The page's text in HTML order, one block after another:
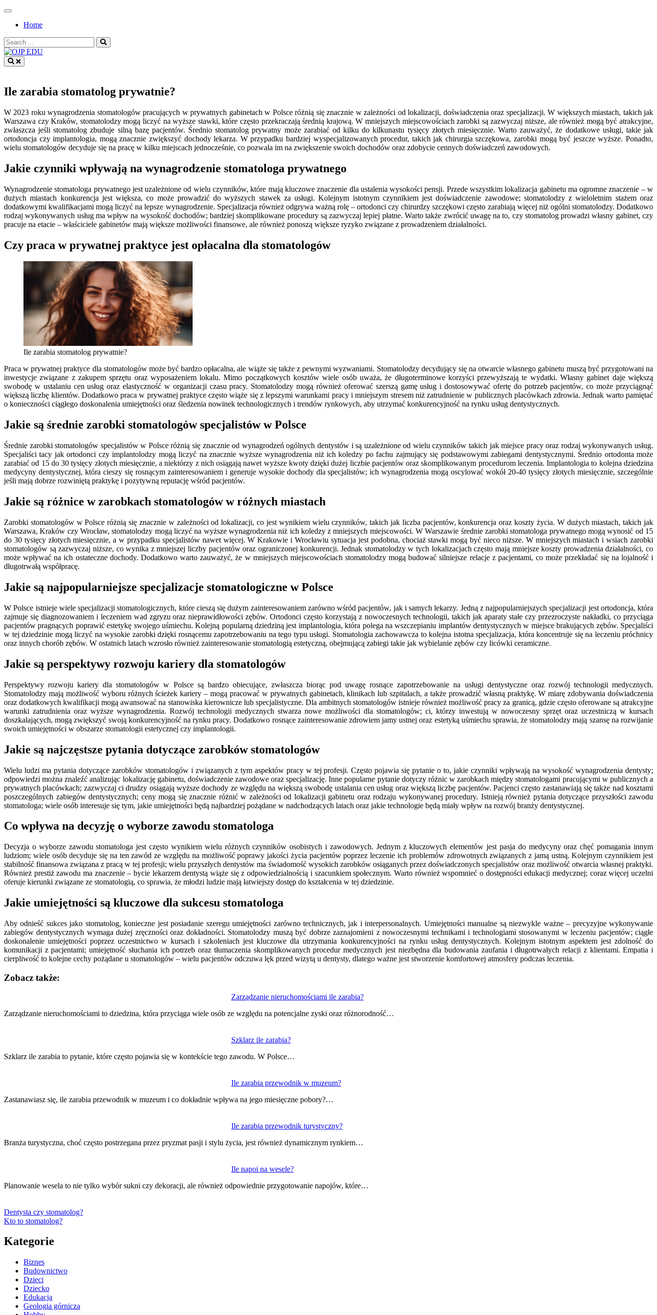
Skip
contentHome
Search
for:
Ile zarabia stomatolog prywatnie?
W 2023 roku wynagrodzenia stomatologów pracujących w prywatnych gabinetach w Polsce różnią się znacznie w zależności od lokalizacji, doświadczenia oraz specjalizacji. W większych miastach, takich jak
Warszawa czy Kraków, stomatolodzy mogą liczyć na wyższe stawki, które często przekraczają średnią krajową. W mniejszych miejscowościach zarobki są zazwyczaj niższe, ale również mogą być atrakcyjne,
zwłaszcza jeśli stomatolog zbuduje silną bazę pacjentów. Średnio stomatolog prywatny może zarabiać od kilku do kilkunastu tysięcy złotych miesięcznie. Warto zauważyć, że dodatkowe usługi, takie jak
ortodoncja czy implantologia, mogą znacznie zwiększyć dochody lekarza. W przypadku bardziej wyspecjalizowanych procedur, takich jak chirurgia szczękowa, zarobki mogą być jeszcze wyższe. Ponadto,
wielu stomatologów decyduje się na pracę w kilku miejscach jednocześnie, co pozwala im na zwiększenie swoich dochodów oraz zdobycie cennych doświadczeń zawodowych.
Jakie czynniki wpływają na wynagrodzenie stomatologa prywatnego
Wynagrodzenie stomatologa prywatnego jest uzależnione od wielu czynników, które mają kluczowe znaczenie dla ustalenia wysokości pensji. Przede wszystkim lokalizacja gabinetu ma ogromne znaczenie – w
dużych miastach konkurencja jest większa, co może prowadzić do wyższych stawek za usługi. Kolejnym istotnym czynnikiem jest doświadczenie zawodowe; stomatolodzy z wieloletnim stażem oraz
dodatkowymi kwalifikacjami mogą liczyć na lepsze wynagrodzenie. Specjalizacja również odgrywa ważną rolę – ortodonci czy chirurdzy szczękowi często zarabiają więcej niż ogólni stomatolodzy. Dodatkowo
rodzaj wykonywanych usług ma wpływ na wysokość dochodów; bardziej skomplikowane procedury są zazwyczaj lepiej płatne. Warto także zwrócić uwagę na to, czy stomatolog prowadzi własny gabinet, czy
pracuje na etacie – właściciele gabinetów mają większe możliwości finansowe, ale również ponoszą większe ryzyko związane z prowadzeniem działalności.
Czy praca w prywatnej praktyce jest opłacalna dla stomatologów
Ile zarabia stomatolog prywatnie?
Praca w prywatnej praktyce dla stomatologów może być bardzo opłacalna, ale wiąże się także z pewnymi wyzwaniami. Stomatolodzy decydujący się na otwarcie własnego gabinetu muszą być przygotowani na
inwestycje związane z zakupem sprzętu oraz wyposażeniem lokalu. Mimo początkowych kosztów wiele osób uważa, że długoterminowe korzyści przewyższają te wydatki. Własny gabinet daje większą
swobodę w ustalaniu cen usług oraz elastyczność w organizacji czasu pracy. Stomatolodzy mogą również oferować szerszą gamę usług i dostosowywać ofertę do potrzeb pacjentów, co może przyciągnąć
większą liczbę klientów. Dodatkowo praca w prywatnej praktyce często wiąże się z lepszymi warunkami pracy i mniejszym stresem niż zatrudnienie w publicznych placówkach zdrowia. Jednak warto pamiętać
o konieczności ciągłego doskonalenia umiejętności oraz śledzenia nowinek technologicznych i trendów rynkowych, aby utrzymać konkurencyjność na rynku usług dentystycznych.
Jakie są średnie zarobki stomatologów specjalistów w Polsce
Średnie zarobki stomatologów specjalistów w Polsce różnią się znacznie od wynagrodzeń ogólnych dentystów i są uzależnione od wielu czynników takich jak miejsce pracy oraz rodzaj wykonywanych usług.
Specjaliści tacy jak ortodonci czy implantolodzy mogą liczyć na znacznie wyższe wynagrodzenia niż ich koledzy po fachu zajmujący się podstawowymi zabiegami dentystycznymi. Średnio ortodonta może
zarabiać od 15 do 30 tysięcy złotych miesięcznie, a niektórzy z nich osiągają nawet wyższe kwoty dzięki dużej liczbie pacjentów oraz skomplikowanym procedurom leczenia. Implantologia to kolejna dziedzina
medycyny dentystycznej, która cieszy się rosnącym zainteresowaniem i generuje wysokie dochody dla specjalistów; ich wynagrodzenia mogą oscylować wokół 20-40 tysięcy złotych miesięcznie, szczególnie
jeśli mają dobrze rozwiniętą praktykę i pozytywną reputację wśród pacjentów.
Jakie są różnice w zarobkach stomatologów w różnych miastach
Zarobki stomatologów w Polsce różnią się znacznie w zależności od lokalizacji, co jest wynikiem wielu czynników, takich jak liczba pacjentów, konkurencja oraz koszty życia. W dużych miastach, takich jak
Warszawa, Kraków czy Wrocław, stomatolodzy mogą liczyć na wyższe wynagrodzenia niż ich koledzy z mniejszych miejscowości. W Warszawie średnie zarobki stomatologa prywatnego mogą wynosić od 15
do 30 tysięcy złotych miesięcznie, a w przypadku specjalistów nawet więcej. W Krakowie i Wrocławiu sytuacja jest podobna, chociaż stawki mogą być nieco niższe. W mniejszych miastach i wsiach zarobki
stomatologów są zazwyczaj niższe, co wynika z mniejszej liczby pacjentów oraz ograniczonej konkurencji. Jednak stomatolodzy w tych lokalizacjach często mają mniejsze koszty prowadzenia działalności, co
może wpływać na ich ostateczne dochody. Dodatkowo warto zauważyć, że w mniejszych miejscowościach stomatolodzy mogą budować silniejsze relacje z pacjentami, co może przekładać się na lojalność i
długotrwałą współpracę.
Jakie są najpopularniejsze specjalizacje stomatologiczne w Polsce
W Polsce istnieje wiele specjalizacji stomatologicznych, które cieszą się dużym zainteresowaniem zarówno wśród pacjentów, jak i samych lekarzy. Jedną z najpopularniejszych specjalizacji jest ortodoncja, która
zajmuje się diagnozowaniem i leczeniem wad zgryzu oraz nieprawidłowości zębów. Ortodonci często korzystają z nowoczesnych technologii, takich jak aparaty stałe czy przezroczyste nakładki, co przyciąga
pacjentów pragnących poprawić estetykę swojego uśmiechu. Kolejną popularną dziedziną jest implantologia, która polega na wszczepianiu implantów dentystycznych w miejsce brakujących zębów. Specjaliści
w tej dziedzinie mogą liczyć na wysokie zarobki dzięki rosnącemu zapotrzebowaniu na tego typu usługi. Stomatologia zachowawcza to kolejna istotna specjalizacja, która koncentruje się na leczeniu próchnicy
oraz innych chorób zębów. W ostatnich latach wzrosło również zainteresowanie stomatologią estetyczną, obejmującą zabiegi takie jak wybielanie zębów czy licówki ceramiczne.
Jakie są perspektywy rozwoju kariery dla stomatologów
Perspektywy rozwoju kariery dla stomatologów w Polsce są bardzo obiecujące, zwłaszcza biorąc pod uwagę rosnące zapotrzebowanie na usługi dentystyczne oraz rozwój technologii medycznych.
Stomatolodzy mają możliwość wyboru różnych ścieżek kariery – mogą pracować w prywatnych gabinetach, klinikach lub szpitalach, a także prowadzić własną praktykę. W miarę zdobywania doświadczenia
oraz dodatkowych kwalifikacji mogą awansować na stanowiska kierownicze lub specjalistyczne. Dla ambitnych stomatologów istnieje również możliwość pracy za granicą, gdzie często oferowane są atrakcyjne
warunki zatrudnienia oraz wyższe wynagrodzenia. Rozwój technologii medycznych stwarza nowe możliwości dla stomatologów; ci, którzy inwestują w nowoczesny sprzęt oraz uczestniczą w kursach
doszkalających, mogą zwiększyć swoją konkurencyjność na rynku pracy. Dodatkowo rosnące zainteresowanie zdrowiem jamy ustnej oraz estetyką uśmiechu sprawia, że stomatolodzy mają szansę na rozwijanie
swoich umiejętności w obszarze stomatologii estetycznej czy implantologii.
Jakie są najczęstsze pytania dotyczące zarobków stomatologów
Wielu ludzi ma pytania dotyczące zarobków stomatologów i związanych z tym aspektów pracy w tej profesji. Często pojawia się pytanie o to, jakie czynniki wpływają na wysokość wynagrodzenia dentysty;
odpowiedzi można znaleźć analizując lokalizację gabinetu, doświadczenie zawodowe oraz specjalizację. Inne popularne pytanie dotyczy różnic w zarobkach między stomatologami pracującymi w publicznych a
prywatnych placówkach; zazwyczaj ci drudzy osiągają wyższe dochody ze względu na większą swobodę ustalania cen usług oraz większą liczbę pacjentów. Pacjenci często zastanawiają się także nad kosztami
poszczególnych zabiegów dentystycznych; ceny mogą się znacznie różnić w zależności od lokalizacji gabinetu oraz rodzaju wykonywanej procedury. Istnieją również pytania dotyczące przyszłości zawodu
stomatologa; wiele osób interesuje się tym, jakie umiejętności będą najbardziej pożądane w nadchodzących latach oraz jakie technologie będą miały wpływ na rozwój branży dentystycznej.
Co wpływa na decyzję o wyborze zawodu stomatologa
Decyzja o wyborze zawodu stomatologa jest często wynikiem wielu różnych czynników osobistych i zawodowych. Jednym z kluczowych elementów jest pasja do medycyny oraz chęć pomagania innym
ludziom; wiele osób decyduje się na ten zawód ze względu na możliwość poprawy jakości życia pacjentów poprzez leczenie ich problemów zdrowotnych związanych z jamą ustną. Kolejnym czynnikiem jest
stabilność finansowa związana z pracą w tej profesji; wielu przyszłych dentystów ma świadomość wysokich zarobków osiąganych przez doświadczonych specjalistów oraz możliwość otwarcia własnej praktyki.
Również prestiż zawodu ma znaczenie – bycie lekarzem dentystą wiąże się z odpowiedzialnością i szacunkiem społecznym. Warto również wspomnieć o dostępności edukacji medycznej; coraz więcej uczelni
oferuje kierunki związane ze stomatologią, co sprawia, że młodzi ludzie mają łatwiejszy dostęp do kształcenia w tej dziedzinie.
Jakie umiejętności są kluczowe dla sukcesu stomatologa
Aby odnieść sukces jako stomatolog, konieczne jest posiadanie szeregu umiejętności zarówno technicznych, jak i interpersonalnych. Umiejętności manualne są niezwykle ważne – precyzyjne wykonywanie
zabiegów dentystycznych wymaga dużej zręczności oraz dokładności. Stomatolodzy muszą być dobrze zaznajomieni z nowoczesnymi technikami i technologiami stosowanymi w leczeniu pacjentów; ciągłe
doskonalenie umiejętności poprzez uczestnictwo w kursach i szkoleniach jest kluczowe dla utrzymania konkurencyjności na rynku usług dentystycznych. Kolejnym istotnym aspektem jest zdolność do
komunikacji z pacjentami; umiejętność słuchania ich potrzeb oraz tłumaczenia skomplikowanych procedur medycznych jest niezbędna dla budowania zaufania i długotrwałych relacji z klientami. Empatia i
cierpliwość to kolejne cechy pożądane u stomatologów – wielu pacjentów odczuwa lęk przed wizytą u dentysty, dlatego ważne jest stworzenie komfortowej atmosfery podczas leczenia.
Zobacz także:
Zarządzanie nieruchomościami ile zarabia?
Zarządzanie nieruchomościami to dziedzina, która przyciąga wiele osób ze względu na potencjalne zyski oraz różnorodność…
Szklarz ile zarabia?
Szklarz ile zarabia to pytanie, które często pojawia się w kontekście tego zawodu. W Polsce…
Ile zarabia przewodnik w muzeum?
Zastanawiasz się, ile zarabia przewodnik w muzeum i co dokładnie wpływa na jego miesięczne pobory?…
Ile zarabia przewodnik turystyczny?
Branża turystyczna, choć często postrzegana przez pryzmat pasji i stylu życia, jest również dynamicznym rynkiem…
Ile napoi na wesele?
Planowanie wesela to nie tylko wybór sukni czy dekoracji, ale również odpowiednie przygotowanie napojów, które…
wpisu
Dentysta czy stomatolog?
Kto to stomatolog?
Kategorie
Biznes
Budownictwo
Dzieci
Dziecko
Edukacja
Geologia górnicza